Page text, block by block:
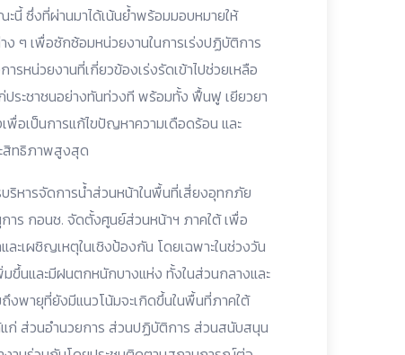
ซึ่งที่ผ่านมาได้เน้นย้ำพร้อมมอบหมายให้
ๆ เพื่อซักซ้อมหน่วยงานในการเร่งปฏิบัติการ
หน่วยงานที่เกี่ยวข้องเร่งรัดเข้าไปช่วยเหลือ
ระชาชนอย่างทันท่วงที พร้อมทั้ง ฟื้นฟู เยียวยา
อเป็นการแก้ไขปัญหาความเดือดร้อน และ
สิทธิภาพสูงสุด
ริหารจัดการน้ำส่วนหน้าในพื้นที่เสี่ยงอุทกภัย
าร กอนช. จัดตั้งศูนย์ส่วนหน้าฯ ภาคใต้ เพื่อ
ะเผชิญเหตุในเชิงป้องกัน โดยเฉพาะในช่วงวัน
ขึ้นและมีฝนตกหนักบางแห่ง ทั้งในส่วนกลางและ
พายุที่ยังมีแนวโน้มจะเกิดขึ้นในพื้นที่ภาคใต้
ก่ ส่วนอำนวยการ ส่วนปฏิบัติการ ส่วนสนับสนุน